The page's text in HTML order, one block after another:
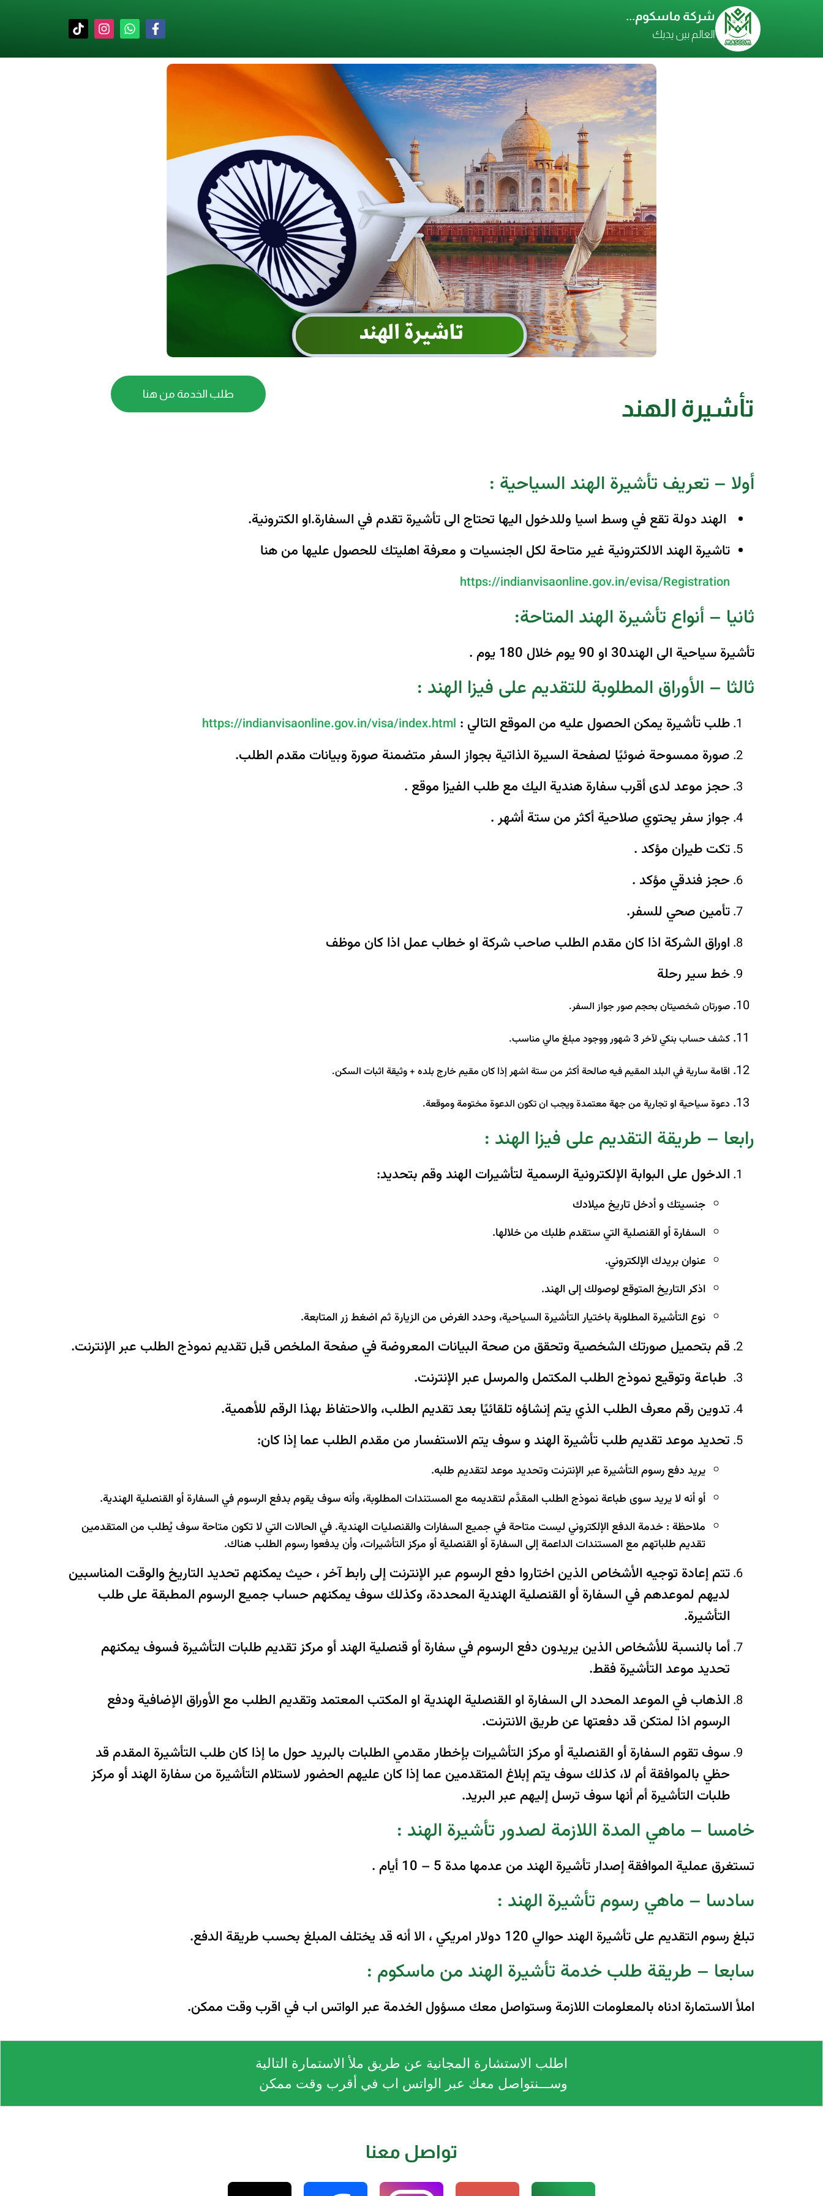
شركة ماسكوم...
العالم بين يديك
تأشيرة الهند
طلب الخدمة من هنا
أولا – تعريف تأشيرة الهند السياحية :
الهند دولة تقع في وسط اسيا وللدخول اليها تحتاج الى تأشيرة تقدم في السفارة.او الكترونية.
تاشيرة الهند الالكترونية غير متاحة لكل الجنسيات و معرفة اهليتك للحصول عليها من هنا
https://indianvisaonline.gov.in/evisa/Registration
ثانيا – أنواع تأشيرة الهند المتاحة:
تأشيرة سياحية الى الهند30 او 90 يوم خلال 180 يوم .
ثالثا – الأوراق المطلوبة للتقديم على فيزا الهند :
طلب تأشيرة يمكن الحصول عليه من الموقع التالي : https://indianvisaonline.gov.in/visa/index.html
صورة ممسوحة ضوئيًا لصفحة السيرة الذاتية بجواز السفر متضمنة صورة وبيانات مقدم الطلب.
حجز موعد لدى أقرب سفارة هندية اليك مع طلب الفيزا موقع .
جواز سفر يحتوي صلاحية أكثر من ستة أشهر .
تكت طيران مؤكد .
حجز فندقي مؤكد .
تأمين صحي للسفر.
اوراق الشركة اذا كان مقدم الطلب صاحب شركة او خطاب عمل اذا كان موظف
خط سير رحلة
صورتان شخصيتان بحجم صور جواز السفر.
كشف حساب بنكي لآخر 3 شهور ووجود مبلغ مالي مناسب.
اقامة سارية في البلد المقيم فيه صالحة أكثر من ستة اشهر إذا كان مقيم خارج بلده + وثيقة اثبات السكن.
دعوة سياحية او تجارية من جهة معتمدة ويجب ان تكون الدعوة مختومة وموقعة.
رابعا – طريقة التقديم على فيزا الهند :
الدخول على البوابة الإلكترونية الرسمية لتأشيرات الهند وقم بتحديد:
جنسيتك و أدخل تاريخ ميلادك
السفارة أو القنصلية التي ستقدم طلبك من خلالها.
عنوان بريدك الإلكتروني.
اذكر التاريخ المتوقع لوصولك إلى الهند.
نوع التأشيرة المطلوبة باختيار التأشيرة السياحية، وحدد الغرض من الزيارة ثم اضغط زر المتابعة.
قم بتحميل صورتك الشخصية وتحقق من صحة البيانات المعروضة في صفحة الملخص قبل تقديم نموذج الطلب عبر الإنترنت.
طباعة وتوقيع نموذج الطلب المكتمل والمرسل عبر الإنترنت.
تدوين رقم معرف الطلب الذي يتم إنشاؤه تلقائيًا بعد تقديم الطلب، والاحتفاظ بهذا الرقم للأهمية.
تحديد موعد تقديم طلب تأشيرة الهند و سوف يتم الاستفسار من مقدم الطلب عما إذا كان:
يريد دفع رسوم التأشيرة عبر الإنترنت وتحديد موعد لتقديم طلبه.
أو أنه لا يريد سوى طباعة نموذج الطلب المقدَّم لتقديمه مع المستندات المطلوبة، وأنه سوف يقوم بدفع الرسوم في السفارة أو القنصلية الهندية.
ملاحظة : خدمة الدفع الإلكتروني ليست متاحة في جميع السفارات والقنصليات الهندية. في الحالات التي لا تكون متاحة سوف يُطلب من المتقدمين
تقديم طلباتهم مع المستندات الداعمة إلى السفارة أو القنصلية أو مركز التأشيرات، وأن يدفعوا رسوم الطلب هناك.
تتم إعادة توجيه الأشخاص الذين اختاروا دفع الرسوم عبر الإنترنت إلى رابط آخر ، حيث يمكنهم تحديد التاريخ والوقت المناسبين
لديهم لموعدهم في السفارة أو القنصلية الهندية المحددة، وكذلك سوف يمكنهم حساب جميع الرسوم المطبقة على طلب
التأشيرة.
أما بالنسبة للأشخاص الذين يريدون دفع الرسوم في سفارة أو قنصلية الهند أو مركز تقديم طلبات التأشيرة فسوف يمكنهم
تحديد موعد التأشيرة فقط.
الذهاب في الموعد المحدد الى السفارة او القنصلية الهندية او المكتب المعتمد وتقديم الطلب مع الأوراق الإضافية ودفع
الرسوم اذا لمتكن قد دفعتها عن طريق الانترنت.
سوف تقوم السفارة أو القنصلية أو مركز التأشيرات بإخطار مقدمي الطلبات بالبريد حول ما إذا كان طلب التأشيرة المقدم قد
حظي بالموافقة أم لا، كذلك سوف يتم إبلاغ المتقدمين عما إذا كان عليهم الحضور لاستلام التأشيرة من سفارة الهند أو مركز
طلبات التأشيرة أم أنها سوف ترسل إليهم عبر البريد.
خامسا – ماهي المدة اللازمة لصدور تأشيرة الهند :
تستغرق عملية الموافقة إصدار تأشيرة الهند من عدمها مدة 5 – 10 أيام .
سادسا – ماهي رسوم تأشيرة الهند :
تبلغ رسوم التقديم على تأشيرة الهند حوالي 120 دولار امريكي ، الا أنه قد يختلف المبلغ بحسب طريقة الدفع.
سابعا – طريقة طلب خدمة تأشيرة الهند من ماسكوم :
املأ الاستمارة ادناه بالمعلومات اللازمة وستواصل معك مسؤول الخدمة عبر الواتس اب في اقرب وقت ممكن.
اطلب الاستشارة المجانية عن طريق ملأ الاستمارة التالية
وســـنتواصل معك عبر الواتس اب في أقرب وقت ممكن
تواصل معنا